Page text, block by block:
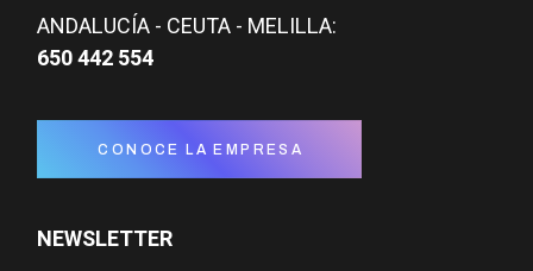
ANDALUCÍA - CEUTA - MELILLA:
650 442 554
CONOCE LA EMPRESA
NEWSLETTER